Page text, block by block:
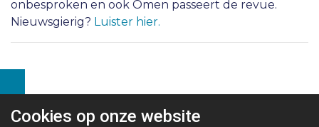
onbesproken en ook Omen passeert de revue.
Nieuwsgierig? Luister hier.
Cookies op onze website